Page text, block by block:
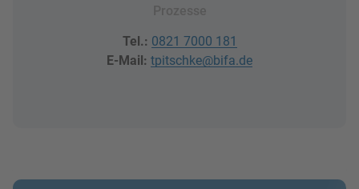
Tel.: 0821 7000 181
E-Mail: tpitschke@bifa.de